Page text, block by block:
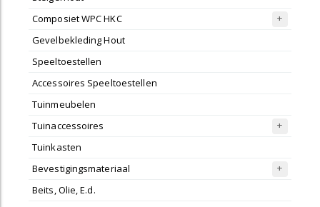
Composiet WPC HKC
Gevelbekleding Hout
Speeltoestellen
Accessoires Speeltoestellen
Tuinmeubelen
Tuinaccessoires
Tuinkasten
Bevestigingsmateriaal
Beits, Olie, E.d.